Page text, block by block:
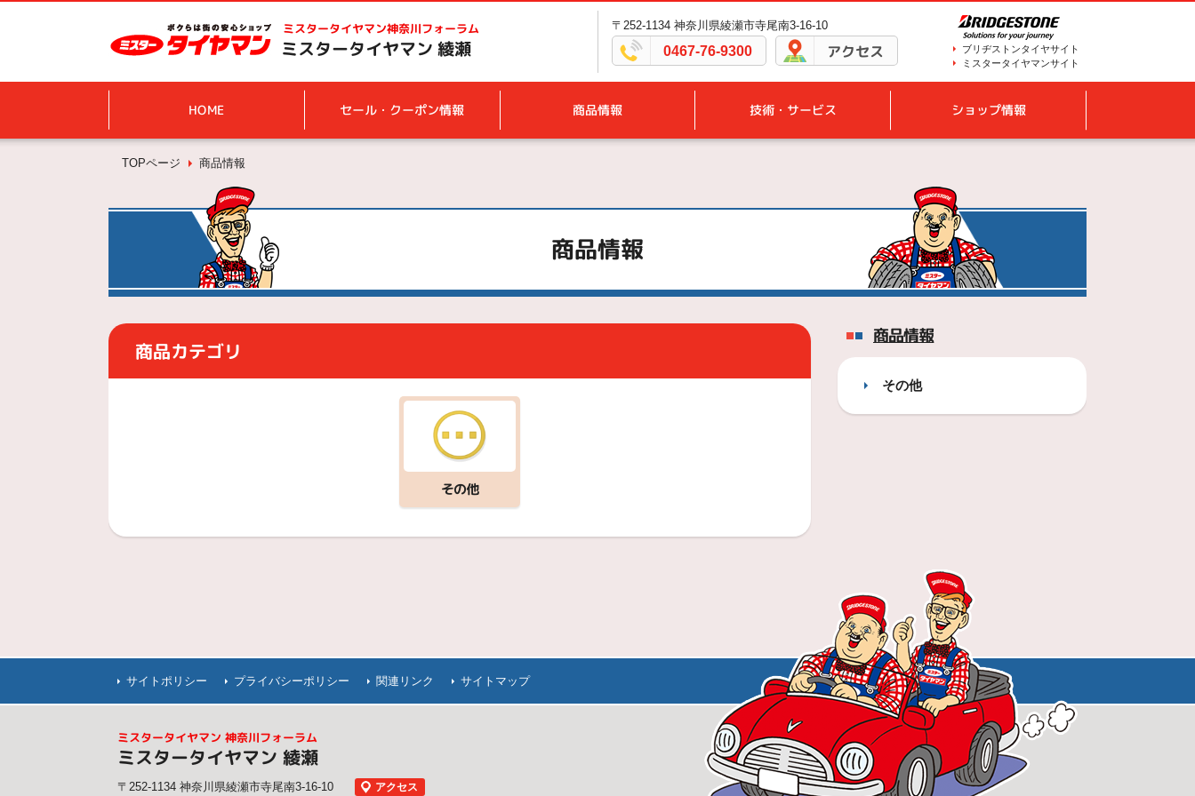
ミスタータイヤマン神奈川フォーラム
ミスタータイヤマン 綾瀬
〒252-1134 神奈川県綾瀬市寺尾南3-16-10
0467-76-9300 アクセス
ブリヂストンタイヤサイト
ミスタータイヤマンサイト
HOME セール・クーポン情報 商品情報 技術・サービス ショップ情報
TOPページ 商品情報
商品情報
商品カテゴリ
その他
商品情報
その他
サイトポリシー プライバシーポリシー 関連リンク サイトマップ
ミスタータイヤマン 神奈川フォーラム
ミスタータイヤマン 綾瀬
〒252-1134 神奈川県綾瀬市寺尾南3-16-10 アクセス